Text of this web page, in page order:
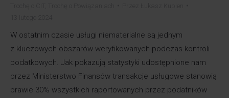
W ostatnim czasie usługi niematerialne są jednym
z kluczowych obszarów weryfikowanych podczas kontroli
podatkowych. Jak pokazują statystyki udostępnione nam
przez Ministerstwo Finansów transakcje usługowe stanowią
prawie 30% wszystkich raportowanych przez podatników